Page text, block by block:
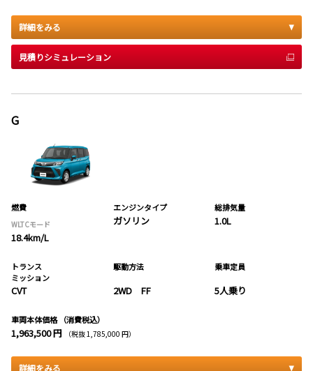
詳細をみる
見積りシミュレーション
G
燃費
WLTCモード
18.4km/L
エンジンタイプ
ガソリン
総排気量
1.0L
トランス
ミッション
CVT
駆動方法
2WD FF
乗車定員
5人乗り
車両本体価格 （消費税込）
1,963,500 円 （税抜 1,785,000 円）
詳細をみる